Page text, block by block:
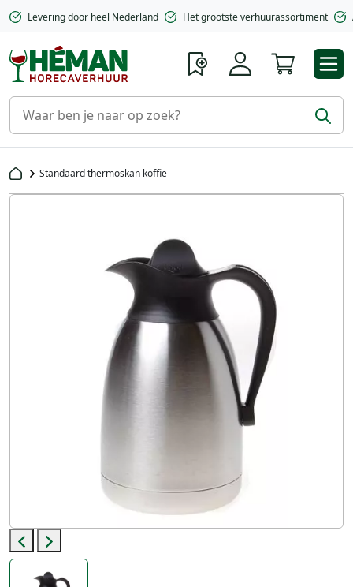
Levering door heel Nederland Het grootste verhuurassortiment
Standaard thermoskan koffie
Previous
Next